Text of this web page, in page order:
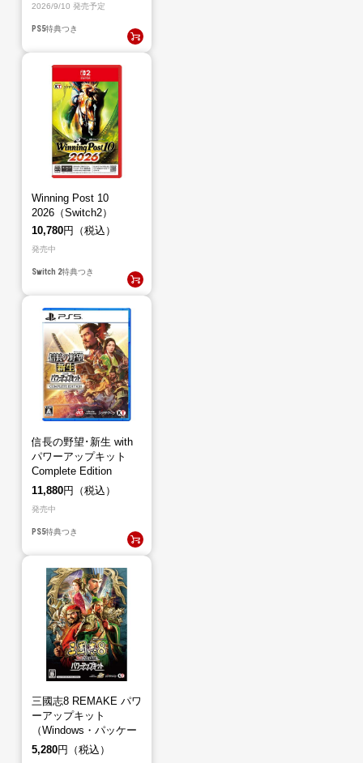
2026/9/10 発売予定
PS5特典つき
Winning Post 10
2026（Switch2）
10,780円（税込）
発売中
Switch 2特典つき
信長の野望･新生 with
パワーアップキット
Complete Edition
（PS5）
11,880円（税込）
発売中
PS5特典つき
三國志8 REMAKE パワ
ーアップキット
（Windows・パッケー
ジ版）
5,280円（税込）